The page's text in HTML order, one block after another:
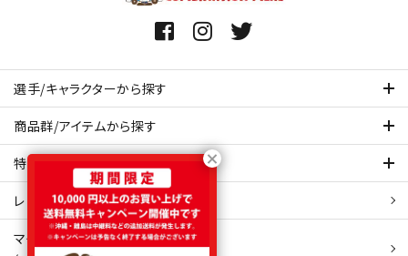
選手/キャラクターから探す
商品群/アイテムから探す
特集ページを見てみる
レビュー・口コミ 一覧ページ
マイアカウント